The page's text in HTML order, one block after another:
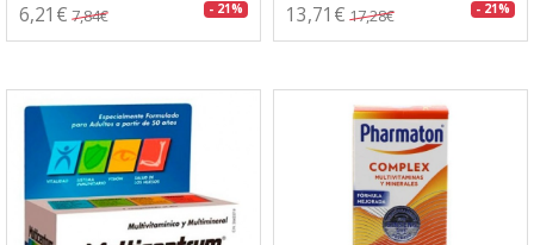
6,21€ 7,84€ - 21% 13,71€ 17,28€ - 21%